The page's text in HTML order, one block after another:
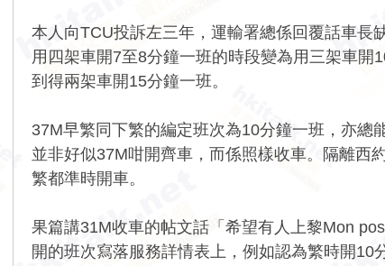
本人向TCU投訴左三年，運輸署總係回覆話車長
用四架車開7至8分鐘一班的時段變為用三架車
到得兩架車開15分鐘一班。
37M早繁同下繁的編定班次為10分鐘一班，亦總
並非好似37M咁開齊車，而係照樣收車。隔離西
繁都準時開車。
果篇講31M收車的帖文話「希望有人上黎Mon
開的班次寫落服務詳情表上，例如認為繁時開